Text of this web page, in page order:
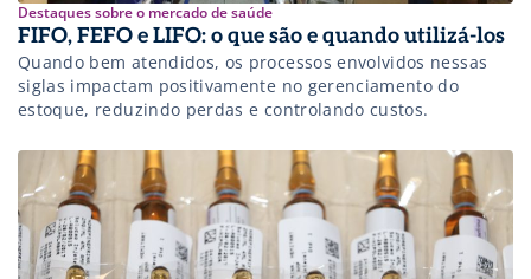
Destaques sobre o mercado de saúde
FIFO, FEFO e LIFO: o que são e quando utilizá-los
Quando bem atendidos, os processos envolvidos nessas
siglas impactam positivamente no gerenciamento do
estoque, reduzindo perdas e controlando custos.